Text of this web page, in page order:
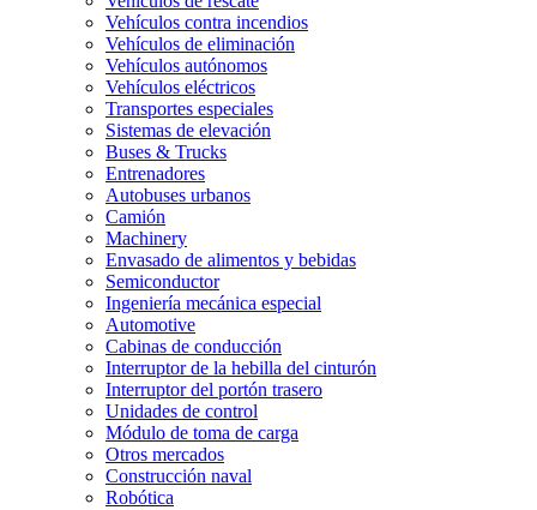
Vehículos contra incendios
Vehículos de eliminación
Vehículos autónomos
Vehículos eléctricos
Transportes especiales
Sistemas de elevación
Buses & Trucks
Entrenadores
Autobuses urbanos
Camión
Machinery
Envasado de alimentos y bebidas
Semiconductor
Ingeniería mecánica especial
Automotive
Cabinas de conducción
Interruptor de la hebilla del cinturón
Interruptor del portón trasero
Unidades de control
Módulo de toma de carga
Otros mercados
Construcción naval
Robótica